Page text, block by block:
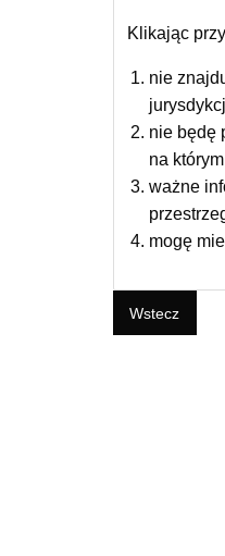
Klikając
nie
nie będę
na
ważne
mogę
Wstecz